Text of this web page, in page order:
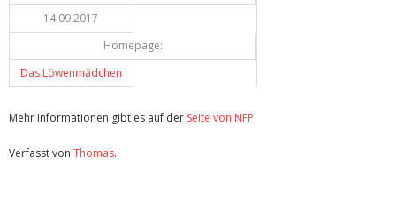
14.09.2017
Homepage:
Das Löwenmädchen
Mehr Informationen gibt es auf der Seite von NFP
Verfasst von Thomas.